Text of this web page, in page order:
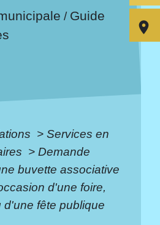
/ Guide
> Services en
> Demande
buvette associative
d'une foire,
fête publique
room